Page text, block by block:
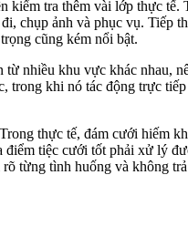
tra thêm vài lớp thực
chụp ảnh và phục vụ. Tiếp
cũng kém nổi bật.
nhiều khu vực khác nhau,
khi nó tác động trực
thực tế, đám cưới hiếm
tiệc cưới tốt phải xử lý
từng tình huống và không